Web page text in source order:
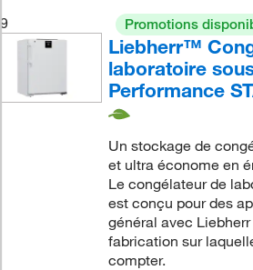
9
Promotions
Liebherr™
laboratoire
Performance
Un stockage de
et ultra économe en
Le congélateur de
est conçu pour des
général avec
fabrication sur
compter.